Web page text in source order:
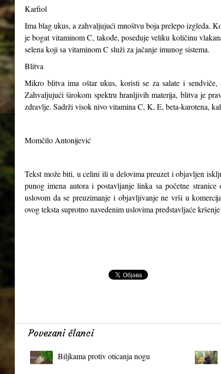
Karfiol
Ima blag ukus, a zahvaljujući mnoštvu boja prelepo izgleda.
je bogat vitaminom C, takođe, poseduje veliku količinu
selena koji sa vitaminom C služi za jačanje imunog sistema.
Blitva
Mikro blitva ima oštar ukus, koristi se za salate i
Zahvaljujući širokom spektru hranljivih materija, blitva je
zdravlje. Sadrži visok nivo vitamina C, K, E, beta-karotena,
Momčilo Antonijević
Tekst može biti, u celini ili u delovima preuzet i objavljen
punog imena autora i postavljanje linka sa početne
uslovom da se preuzimanje i objavljivanje ne vrši u
ovog teksta suprotno navedenim uslovima predstavljaće
Povezani članci
Biljkama protiv oticanja nogu